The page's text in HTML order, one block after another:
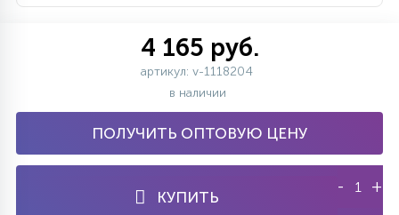
4 165 руб.
артикул: v-1118204
в наличии
ПОЛУЧИТЬ ОПТОВУЮ ЦЕНУ
КУПИТЬ
- +